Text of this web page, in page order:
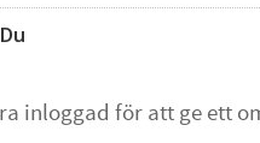
Du